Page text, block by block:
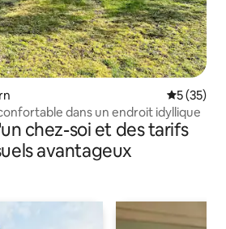
5 (35)
dans un endroit idyllique
chez-soi et des tarifs
avantageux